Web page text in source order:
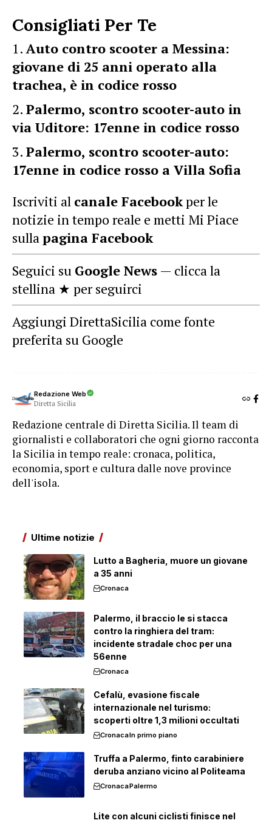
Consigliati Per Te
Auto contro scooter a Messina:
giovane di 25 anni operato alla
trachea, è in codice rosso
Palermo, scontro scooter-auto in
via Uditore: 17enne in codice rosso
Palermo, scontro scooter-auto:
17enne in codice rosso a Villa Sofia
Iscriviti al canale Facebookper le
notizie in tempo reale e metti Mi Piace
sullapagina Facebook
Seguici su Google News — clicca la
stellina ★ per seguirci
Aggiungi DirettaSicilia come fonte
preferita su Google
Redazione Web
Diretta Sicilia
Redazione centrale di Diretta Sicilia. Il team di
giornalisti e collaboratori che ogni giorno racconta
la Sicilia in tempo reale: cronaca, politica,
economia, sport e cultura dalle nove province
dell'isola.
Ultime notizie
Lutto a Bagheria, muore un giovane
a 35 anni
Cronaca
Palermo, il braccio le si stacca
contro la ringhiera del tram:
incidente stradale choc per una
56enne
Cronaca
Cefalù, evasione fiscale
internazionale nel turismo:
scoperti oltre 1,3 milioni occultati
CronacaIn primo piano
Truffa a Palermo, finto carabiniere
deruba anziano vicino al Politeama
CronacaPalermo
Lite con alcuni ciclisti finisce nel